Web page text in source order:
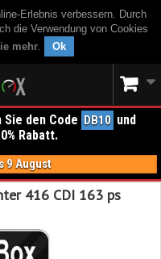
Erlebnis verbessern. Durch
die Verwendung von Cookies
mehr. Ok
Sie den Code DB10 und
Rabatt.
9 August
416 CDI 163 ps